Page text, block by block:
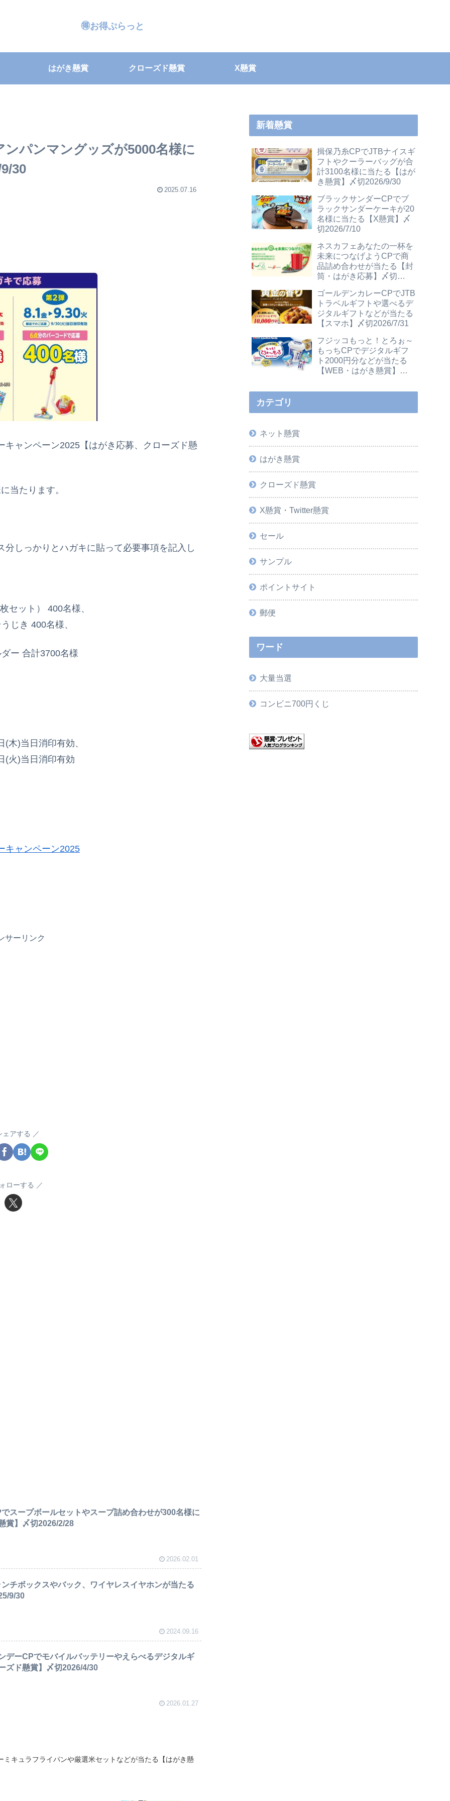
🉐お得ぷらっと
はがき懸賞 クローズド懸賞 X懸賞
パンマングッズが5000名様に
30
2025.07.16
ャンペーン2025【はがき応募、クローズド懸
当たります。
しっかりとハガキに貼って必要事項を記入し
セット） 400名様、
じき 400名様、
ー 合計3700名様
木)当日消印有効、
(火)当日消印有効
キャンペーン2025
サーリンク
ェアする
ローする
スープボールセットやスープ詰め合わせが300名様に
賞】〆切2026/2/28
2026.02.01
チボックスやバック、ワイヤレスイヤホンが当たる
9/30
2024.09.16
デーCPでモバイルバッテリーやえらべるデジタルギ
ズド懸賞】〆切2026/4/30
2026.01.27
ミキュラフライパンや厳選米セットなどが当たる【はがき懸
新着懸賞
揖保乃糸CPでJTBナイスギ
フトやクーラーバッグが合
計3100名様に当たる【はが
き懸賞】〆切2026/9/30
ブラックサンダーCPでブ
ラックサンダーケーキが20
名様に当たる【X懸賞】〆
切2026/7/10
ネスカフェあなたの一杯を
未来につなげようCPで商
品詰め合わせが当たる【封
筒・はがき応募】〆切
ゴールデンカレーCPでJTB
トラベルギフトや選べるデ
ジタルギフトなどが当たる
【スマホ】〆切2026/7/31
フジッコもっと！とろぉ～
もっちCPでデジタルギフ
ト2000円分などが当たる
【WEB・はがき懸賞】〆
カテゴリ
ネット懸賞
はがき懸賞
クローズド懸賞
X懸賞・Twitter懸賞
セール
サンプル
ポイントサイト
郵便
ワード
大量当選
コンビニ700円くじ